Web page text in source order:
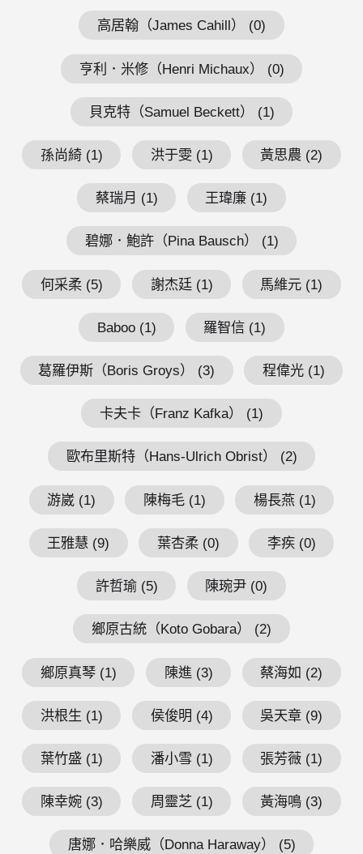
高居翰（James Cahill） (0)
亨利．米修（Henri Michaux） (0)
貝克特（Samuel Beckett） (1)
孫尚綺 (1) 洪于雯 (1) 黃思農 (2)
蔡瑞月 (1) 王瑋廉 (1)
碧娜．鮑許（Pina Bausch） (1)
何采柔 (5) 謝杰廷 (1) 馬維元 (1)
Baboo (1) 羅智信 (1)
葛羅伊斯（Boris Groys） (3) 程偉光 (1)
卡夫卡（Franz Kafka） (1)
歐布里斯特（Hans-Ulrich Obrist） (2)
游崴 (1) 陳梅毛 (1) 楊長燕 (1)
王雅慧 (9) 葉杏柔 (0) 李疾 (0)
許哲瑜 (5) 陳琬尹 (0)
鄉原古統（Koto Gobara） (2)
鄉原真琴 (1) 陳進 (3) 蔡海如 (2)
洪根生 (1) 侯俊明 (4) 吳天章 (9)
葉竹盛 (1) 潘小雪 (1) 張芳薇 (1)
陳幸婉 (3) 周靈芝 (1) 黃海鳴 (3)
唐娜．哈樂威（Donna Haraway） (5)